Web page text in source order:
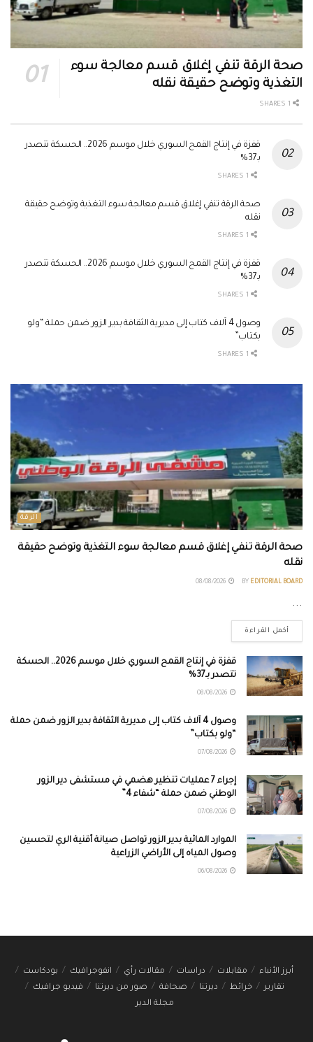
صحة الرقة تنفي إغلاق قسم معالجة سوء
التغذية وتوضح حقيقة نقله
قفزة في إنتاج القمح السوري خلال موسم 2026.. الحسكة تتصدر
بـ37%
صحة الرقة تنفي إغلاق قسم معالجة سوء التغذية وتوضح حقيقة
نقله
قفزة في إنتاج القمح السوري خلال موسم 2026.. الحسكة تتصدر
بـ37%
وصول 4 آلاف كتاب إلى مديرية الثقافة بدير الزور ضمن حملة “ولو
بكتاب”
الرقة
صحة الرقة تنفي إغلاق قسم معالجة سوء التغذية وتوضح حقيقة
نقله
BY EDITORIAL BOARD
...
أكمل القراءة
قفزة في إنتاج القمح السوري خلال موسم 2026.. الحسكة
تتصدر بـ37%
وصول 4 آلاف كتاب إلى مديرية الثقافة بدير الزور ضمن حملة
“ولو بكتاب”
إجراء 7 عمليات تنظير هضمي في مستشفى دير الزور
الوطني ضمن حملة “شفاء 4”
الموارد المائية بدير الزور تواصل صيانة أقنية الري لتحسين
وصول المياه إلى الأراضي الزراعية
أبرز الأنباء مقابلات دراسات مقالات رأي انفوجرافيك
بودكاست
تقارير
خرائط ديرتنا صحافة صور من ديرتنا
فيديو جرافيك
مجلة الدير